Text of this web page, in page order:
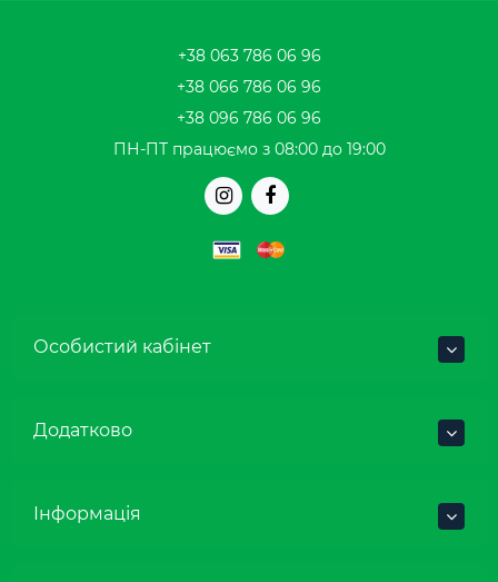
+38 063 786 06 96
+38 066 786 06 96
+38 096 786 06 96
ПН-ПТ працюємо з 08:00 до 19:00
Особистий кабінет
Додатково
Інформація